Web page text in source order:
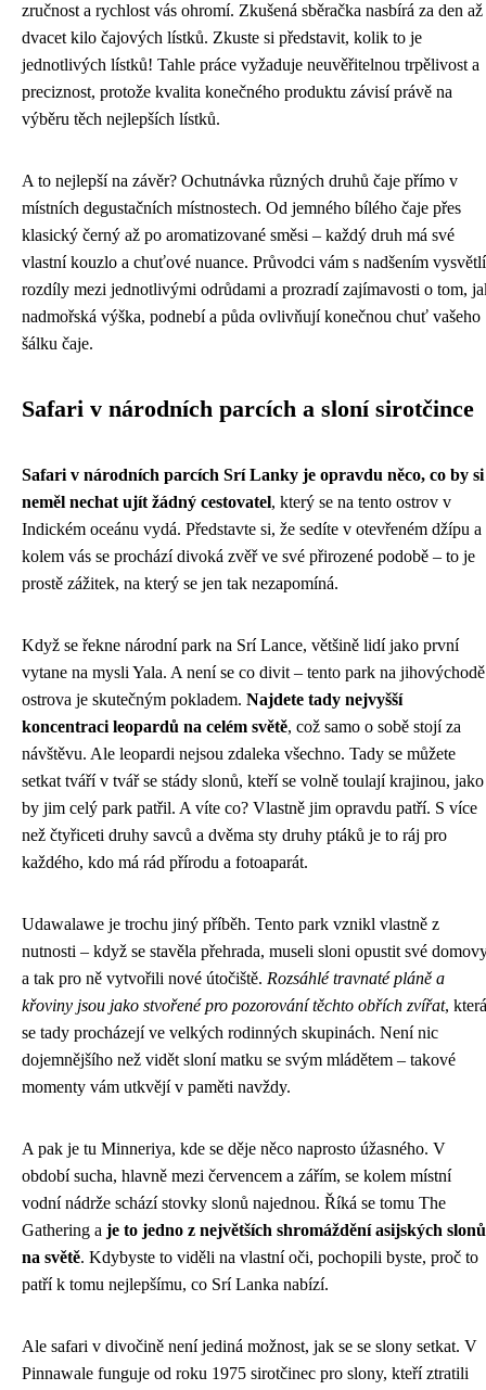
zručnost a rychlost vás ohromí. Zkušená sběračka nasbírá za den až
dvacet kilo čajových lístků. Zkuste si představit, kolik to je
jednotlivých lístků! Tahle práce vyžaduje neuvěřitelnou trpělivost a
preciznost, protože kvalita konečného produktu závisí právě na
výběru těch nejlepších lístků.
A to nejlepší na závěr? Ochutnávka různých druhů čaje přímo v
místních degustačních místnostech. Od jemného bílého čaje přes
klasický černý až po aromatizované směsi – každý druh má své
vlastní kouzlo a chuťové nuance. Průvodci vám s nadšením vysvětlí
rozdíly mezi jednotlivými odrůdami a prozradí zajímavosti o tom,
nadmořská výška, podnebí a půda ovlivňují konečnou chuť vašeho
šálku čaje.
Safari v národních parcích a sloní sirotčince
Safari v národních parcích Srí Lanky je opravdu něco, co by si
neměl nechat ujít žádný cestovatel, který se na tento ostrov v
Indickém oceánu vydá. Představte si, že sedíte v otevřeném džípu a
kolem vás se prochází divoká zvěř ve své přirozené podobě – to je
prostě zážitek, na který se jen tak nezapomíná.
Když se řekne národní park na Srí Lance, většině lidí jako první
vytane na mysli Yala. A není se co divit – tento park na jihovýchodě
ostrova je skutečným pokladem. Najdete tady nejvyšší
koncentraci leopardů na celém světě, což samo o sobě stojí za
návštěvu. Ale leopardi nejsou zdaleka všechno. Tady se můžete
setkat tváří v tvář se stády slonů, kteří se volně toulají krajinou, jako
by jim celý park patřil. A víte co? Vlastně jim opravdu patří. S více
než čtyřiceti druhy savců a dvěma sty druhy ptáků je to ráj pro
každého, kdo má rád přírodu a fotoaparát.
Udawalawe je trochu jiný příběh. Tento park vznikl vlastně z
nutnosti – když se stavěla přehrada, museli sloni opustit své
a tak pro ně vytvořili nové útočiště. Rozsáhlé travnaté pláně a
křoviny jsou jako stvořené pro pozorování těchto obřích zvířat, která
se tady procházejí ve velkých rodinných skupinách. Není nic
dojemnějšího než vidět sloní matku se svým mládětem – takové
momenty vám utkvějí v paměti navždy.
A pak je tu Minneriya, kde se děje něco naprosto úžasného. V
období sucha, hlavně mezi červencem a zářím, se kolem místní
vodní nádrže schází stovky slonů najednou. Říká se tomu The
Gathering a je to jedno z největších shromáždění asijských slonů
na světě. Kdybyste to viděli na vlastní oči, pochopili byste, proč to
patří k tomu nejlepšímu, co Srí Lanka nabízí.
Ale safari v divočině není jediná možnost, jak se se slony setkat. V
Pinnawale funguje od roku 1975 sirotčinec pro slony, kteří ztratili